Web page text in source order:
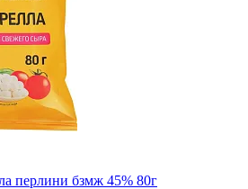
перлини бзмж 45% 80г